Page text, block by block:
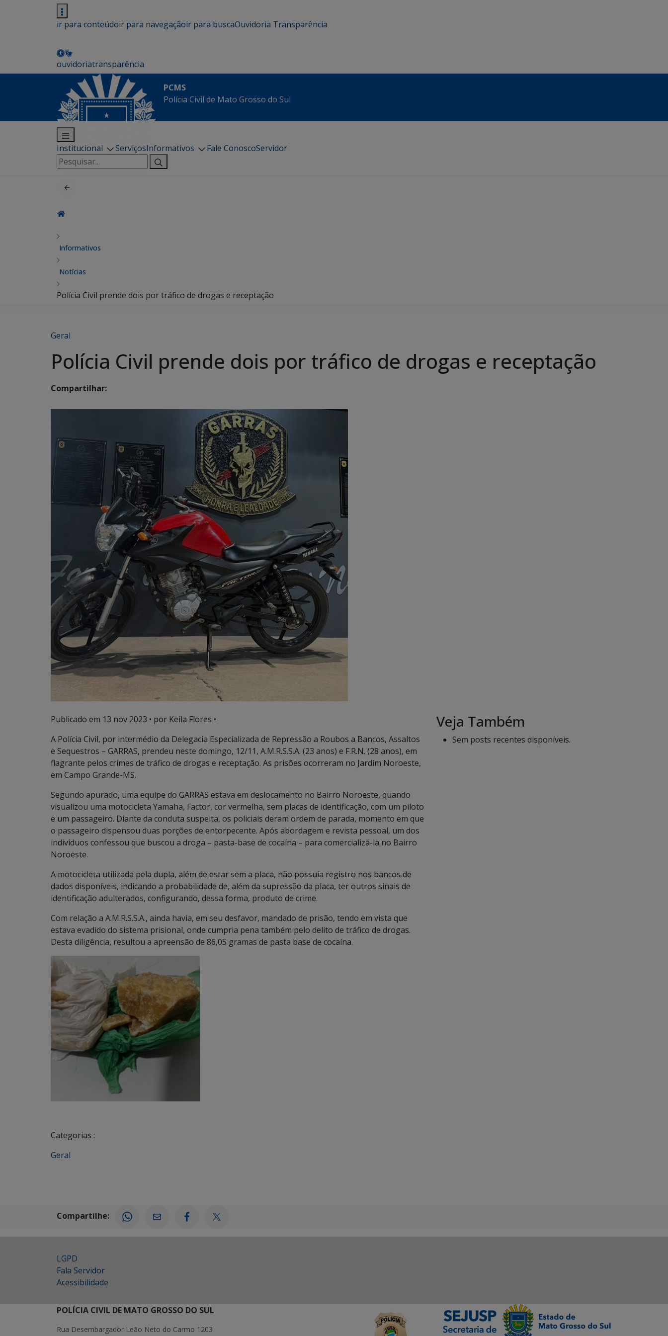
ir para conteúdoir para navegaçãoir para buscaOuvidoria Transparência
ouvidoriatransparência
PCMS
Polícia Civil de Mato Grosso do Sul
Institucional ServiçosInformativos Fale ConoscoServidor
Pesquisar
por:
Informativos
Notícias
Polícia Civil prende dois por tráfico de drogas e receptação
Geral
Polícia Civil prende dois por tráfico de drogas e receptação
Compartilhar:
Publicado em 13 nov 2023 • por Keila Flores •
A Polícia Civil, por intermédio da Delegacia Especializada de Repressão a Roubos a Bancos, Assaltos
e Sequestros – GARRAS, prendeu neste domingo, 12/11, A.M.R.S.S.A. (23 anos) e F.R.N. (28 anos), em
flagrante pelos crimes de tráfico de drogas e receptação. As prisões ocorreram no Jardim Noroeste,
em Campo Grande-MS.
Segundo apurado, uma equipe do GARRAS estava em deslocamento no Bairro Noroeste, quando
visualizou uma motocicleta Yamaha, Factor, cor vermelha, sem placas de identificação, com um piloto
e um passageiro. Diante da conduta suspeita, os policiais deram ordem de parada, momento em que
o passageiro dispensou duas porções de entorpecente. Após abordagem e revista pessoal, um dos
indivíduos confessou que buscou a droga – pasta-base de cocaína – para comercializá-la no Bairro
Noroeste.
A motocicleta utilizada pela dupla, além de estar sem a placa, não possuía registro nos bancos de
dados disponíveis, indicando a probabilidade de, além da supressão da placa, ter outros sinais de
identificação adulterados, configurando, dessa forma, produto de crime.
Com relação a A.M.R.S.S.A., ainda havia, em seu desfavor, mandado de prisão, tendo em vista que
estava evadido do sistema prisional, onde cumpria pena também pelo delito de tráfico de drogas.
Desta diligência, resultou a apreensão de 86,05 gramas de pasta base de cocaína.
Categorias :
Geral
Veja Também
Sem posts recentes disponíveis.
Compartilhe:
LGPD
Fala Servidor
Acessibilidade
POLÍCIA CIVIL DE MATO GROSSO DO SUL
Rua Desembargador Leão Neto do Carmo 1203